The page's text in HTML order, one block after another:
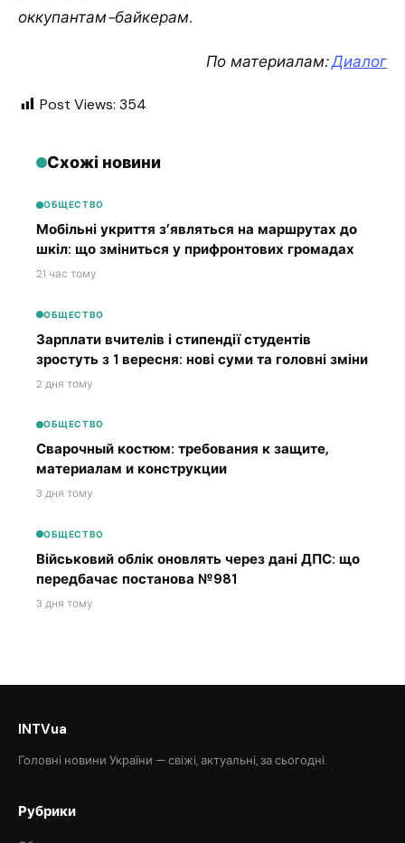
оккупантам-байкерам.
По материалам:Диалог
Post Views: 354
Схожі новини
ОБЩЕСТВО
Мобільні укриття з’являться на маршрутах до
шкіл: що зміниться у прифронтових громадах
21 час тому
ОБЩЕСТВО
Зарплати вчителів і стипендії студентів
зростуть з 1 вересня: нові суми та головні зміни
2 дня тому
ОБЩЕСТВО
Сварочный костюм: требования к защите,
материалам и конструкции
3 дня тому
ОБЩЕСТВО
Військовий облік оновлять через дані ДПС: що
передбачає постанова №981
3 дня тому
INTVua
Головні новини України — свіжі, актуальні, за сьогодні.
Рубрики